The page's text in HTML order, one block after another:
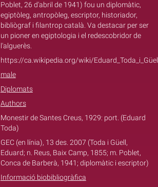
Poblet, 26 d'abril de 1941) fou un diplomàtic,
egiptòleg, antropòleg, escriptor, historiador,
bibliògraf i filantrop català. Va destacar per ser
un pioner en egiptologia i el redescobridor de
l'alguerès.
https://ca.wikipedia.org/wiki/
male
Diplomats
Authors
Monestir de Santes Creus, 1929: port. (Eduard
Toda)
GEC (en línia), 13 des. 2007 (Toda i Güell,
Eduard; n. Reus, Baix Camp, 1855; m. Poblet,
Conca de Barberà, 1941; diplomàtic i escriptor)
Informació biobibliogràfica